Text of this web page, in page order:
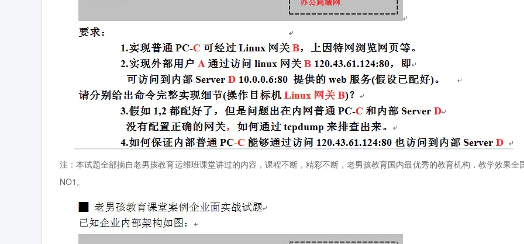
注：本试题全部摘自老男孩教育运维班课堂讲过的内容，课程不断，精彩不断，老男孩教育国内最优秀的教育机构，教学效果全
NO1。